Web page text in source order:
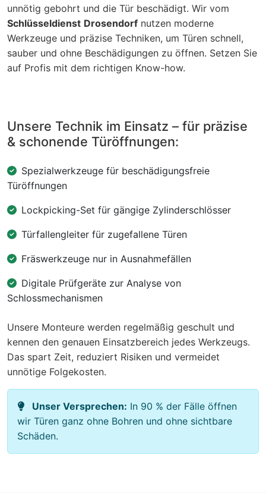
unnötig gebohrt und die Tür beschädigt. Wir vom
Schlüsseldienst Drosendorf nutzen moderne
Werkzeuge und präzise Techniken, um Türen schnell,
sauber und ohne Beschädigungen zu öffnen. Setzen Sie
auf Profis mit dem richtigen Know-how.
Unsere Technik im Einsatz – für präzise
& schonende Türöffnungen:
Spezialwerkzeuge für beschädigungsfreie
Türöffnungen
Lockpicking-Set für gängige Zylinderschlösser
Türfallengleiter für zugefallene Türen
Fräswerkzeuge nur in Ausnahmefällen
Digitale Prüfgeräte zur Analyse von
Schlossmechanismen
Unsere Monteure werden regelmäßig geschult und
kennen den genauen Einsatzbereich jedes Werkzeugs.
Das spart Zeit, reduziert Risiken und vermeidet
unnötige Folgekosten.
Unser Versprechen: In 90 % der Fälle öffnen
wir Türen ganz ohne Bohren und ohne sichtbare
Schäden.